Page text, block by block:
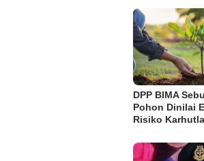
DPP BIMA
Pohon Dinilai
Risiko Karhutla